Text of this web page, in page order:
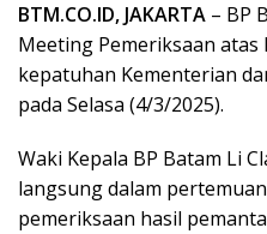
BTM.CO.ID, JAKARTA – BP
Meeting Pemeriksaan
kepatuhan Kementerian
pada Selasa (4/3/2025).
Waki Kepala BP Batam Li
langsung dalam
pemeriksaan hasil